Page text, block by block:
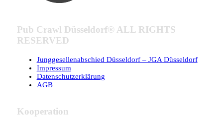
Pub Crawl Düsseldorf® ALL RIGHTS
RESERVED
Junggesellenabschied Düsseldorf – JGA Düsseldorf
Impressum
Datenschutzerklärung
AGB
Kooperation